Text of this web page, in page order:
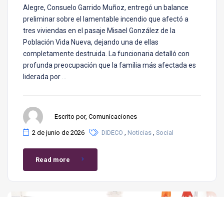
Alegre, Consuelo Garrido Muñoz, entregó un balance
preliminar sobre el lamentable incendio que afectó a
tres viviendas en el pasaje Misael González de la
Población Vida Nueva, dejando una de ellas
completamente destruida. La funcionaria detalló con
profunda preocupación que la familia más afectada es
liderada por …
Escrito por, Comunicaciones
2 de junio de 2026 DIDECO , Noticias , Social
Read more